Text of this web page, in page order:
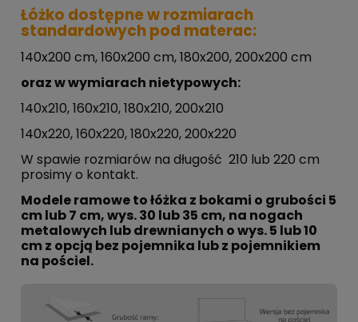
Łóżko dostępne w rozmiarach
standardowych pod materac:
140x200 cm, 160x200 cm, 180x200, 200x200 cm
oraz w wymiarach nietypowych:
140x210, 160x210, 180x210, 200x210
140x220, 160x220, 180x220, 200x220
W spawie rozmiarów na długość 210 lub 220 cm
prosimy o kontakt.
Modele ramowe to łóżka z bokami o grubości 5
cm lub 7 cm, wys. 30 lub 35 cm, na nogach
metalowych lub drewnianych o wys. 5 lub 10
cm z opcją bez pojemnika lub z pojemnikiem
na pościel.